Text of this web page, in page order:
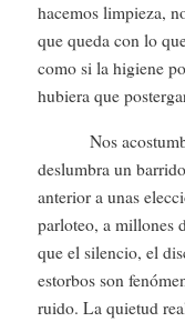
hacemos limpieza,
que queda con lo
como si la higiene
hubiera que
Nos
deslumbra un
anterior a unas
parloteo, a millones
que el silencio, el
estorbos son
ruido. La quietud